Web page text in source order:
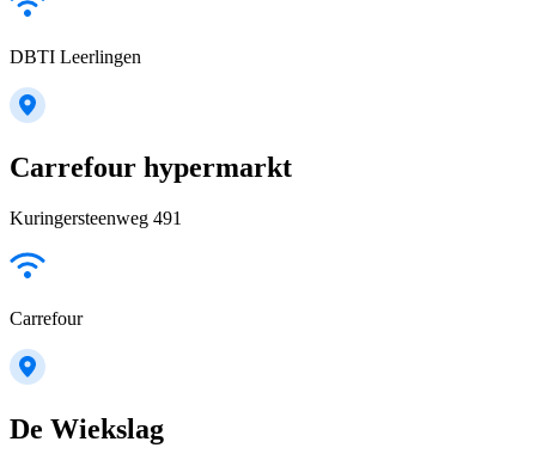
DBTI Leerlingen
Carrefour hypermarkt
Kuringersteenweg 491
Carrefour
De Wiekslag